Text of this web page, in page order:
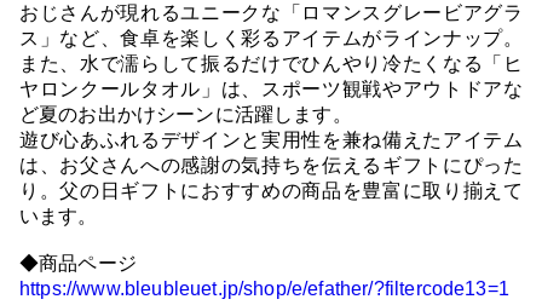
おじさんが現れるユニークな「ロマンスグレービアグラ
ス」など、食卓を楽しく彩るアイテムがラインナップ。
また、水で濡らして振るだけでひんやり冷たくなる「ヒ
ヤロンクールタオル」は、スポーツ観戦やアウトドアな
ど夏のお出かけシーンに活躍します。
遊び心あふれるデザインと実用性を兼ね備えたアイテム
は、お父さんへの感謝の気持ちを伝えるギフトにぴった
り。父の日ギフトにおすすめの商品を豊富に取り揃えて
います。
◆商品ページ
https://www.bleubleuet.jp/shop/e/efather/?filtercode13=1